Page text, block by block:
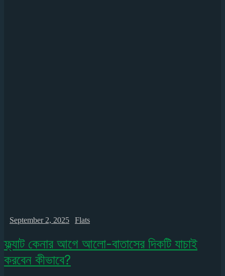
September 2, 2025 Flats
ফ্ল্যাট কেনার আগে আলো-বাতাসের দিকটি যাচাই
করবেন কীভাবে?